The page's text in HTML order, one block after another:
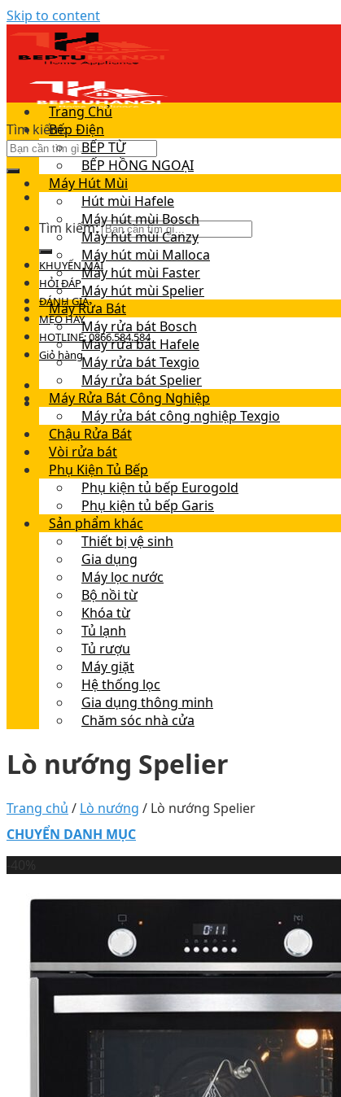
Skip to content
Tìm kiếm:
Tìm kiếm:
KHUYẾN MÃI
HỎI ĐÁP
ĐÁNH GIÁ
MẸO HAY
HOTLINE: 0866.584.584
Giỏ hàng
Trang Chủ
Bếp Điện
BẾP TỪ
BẾP HỒNG NGOẠI
Máy Hút Mùi
Hút mùi Hafele
Máy hút mùi Bosch
Máy hút mùi Canzy
Máy hút mùi Malloca
Máy hút mùi Faster
Máy hút mùi Spelier
Máy Rửa Bát
Máy rửa bát Bosch
Máy rửa bát Hafele
Máy rửa bát Texgio
Máy rửa bát Spelier
Máy Rửa Bát Công Nghiệp
Máy rửa bát công nghiệp Texgio
Chậu Rửa Bát
Vòi rửa bát
Phụ Kiện Tủ Bếp
Phụ kiện tủ bếp Eurogold
Phụ kiện tủ bếp Garis
Sản phẩm khác
Thiết bị vệ sinh
Gia dụng
Máy lọc nước
Bộ nồi từ
Khóa từ
Tủ lạnh
Tủ rượu
Máy giặt
Hệ thống lọc
Gia dụng thông minh
Chăm sóc nhà cửa
Lò nướng Spelier
Trang chủ / Lò nướng / Lò nướng Spelier
CHUYỂN DANH MỤC